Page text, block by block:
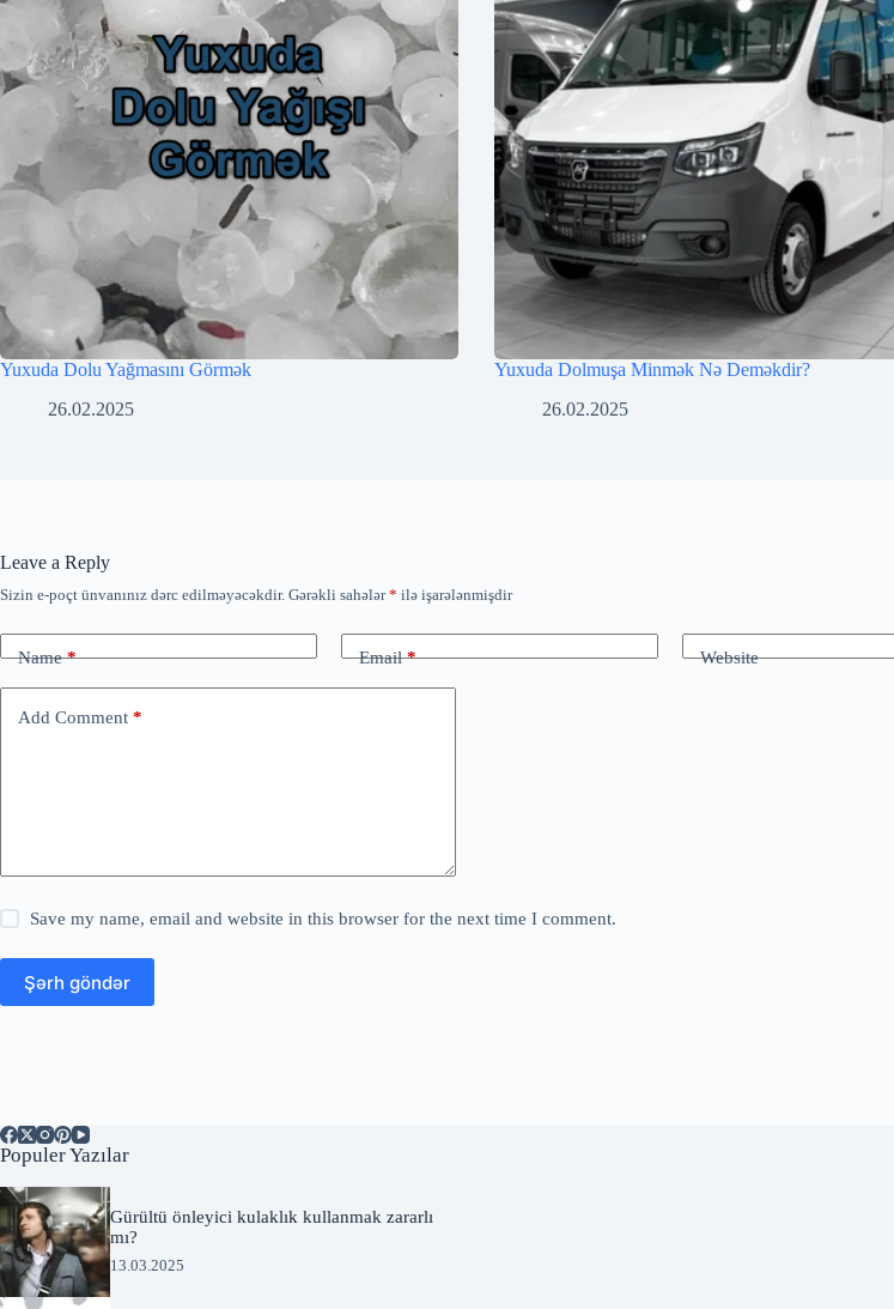
Yuxuda Dolu Yağmasını Görmək
26.02.2025
Yuxuda Dolmuşa Minmək Nə Deməkdir?
26.02.2025
Leave a Reply
Sizin e-poçt ünvanınız dərc edilməyəcəkdir. Gərəkli sahələr* ilə işarələnmişdir
Name* Email* Website
Add Comment *
Save my name, email and website in this browser for the next time I comment.
Şərh göndər
Populer Yazılar
Gürültü önleyici kulaklık kullanmak zararlı
mı?
13.03.2025